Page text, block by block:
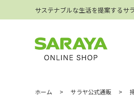
サステナブルな生活を提案する
ホーム > サラヤ公式通販 >